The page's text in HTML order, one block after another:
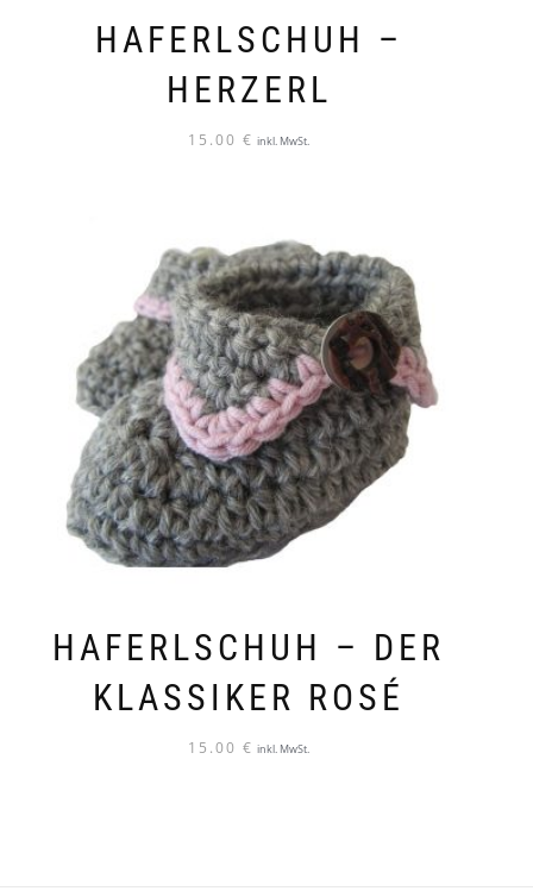
HAFERLSCHUH –
HERZERL
15.00 € inkl. MwSt.
HAFERLSCHUH – DER
KLASSIKER ROSÉ
15.00 € inkl. MwSt.